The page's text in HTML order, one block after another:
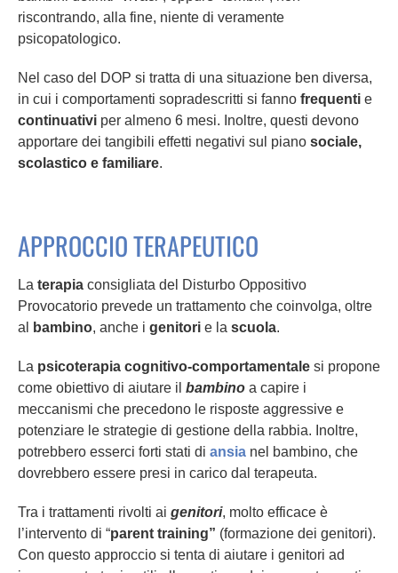
riscontrando, alla fine, niente di veramente
psicopatologico.
Nel caso del DOP si tratta di una situazione ben diversa,
in cui i comportamenti sopradescritti si fanno frequenti e
continuativi per almeno 6 mesi. Inoltre, questi devono
apportare dei tangibili effetti negativi sul piano sociale,
scolastico e familiare.
APPROCCIO TERAPEUTICO
La terapia consigliata del Disturbo Oppositivo
Provocatorio prevede un trattamento che coinvolga, oltre
al
bambino, anche i genitori e la scuola.
La psicoterapia cognitivo-comportamentale si propone
come obiettivo di aiutare il bambino a capire i
meccanismi che precedono le risposte aggressive e
potenziare le strategie di gestione della rabbia. Inoltre,
potrebbero esserci forti stati di ansia nel bambino, che
dovrebbero essere presi in carico dal terapeuta.
Tra i trattamenti rivolti ai genitori, molto efficace è
l’intervento di “parent training” (formazione dei genitori).
Con questo approccio si tenta di aiutare i genitori ad